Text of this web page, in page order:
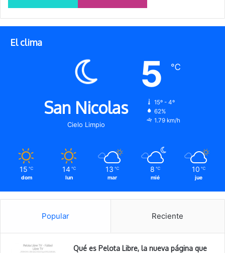
El clima
San Nicolas
Cielo Limpio
5 ℃
15º - 4º
62%
1.79 km/h
15 ℃
dom
14 ℃
lun
13 ℃
mar
8 ℃
mié
10 ℃
jue
Popular Reciente
Qué es Pelota Libre, la nueva página que